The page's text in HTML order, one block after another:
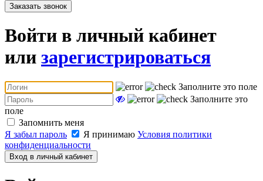
Заказать звонок
Войти в личный кабинет
или зарегистрироваться
Заполните это поле
Заполните это
поле
Запомнить меня
Я забыл пароль
Я принимаю Условия политики
конфиденциальности
Вход в личный кабинет